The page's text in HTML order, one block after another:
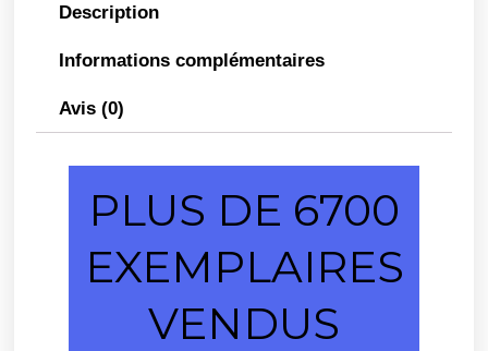
Description
Informations complémentaires
Avis (0)
PLUS DE 6700
EXEMPLAIRES
VENDUS